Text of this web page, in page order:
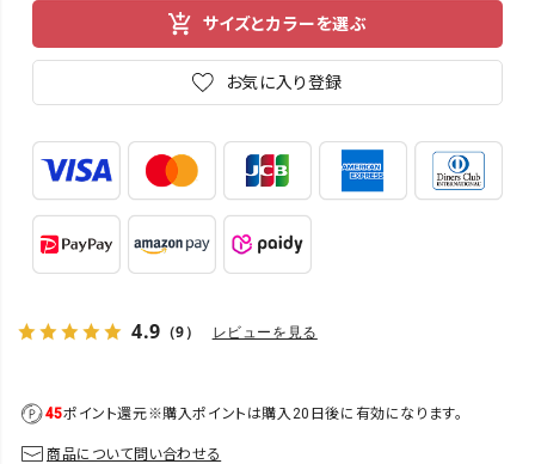
サイズとカラーを選ぶ
お気に入り登録
4.9 （9） レビューを見る
45ポイント還元※購入ポイントは購入20日後に有効になります。
商品について問い合わせる